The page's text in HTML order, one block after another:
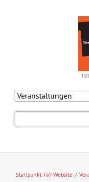
Startpunkt TaT Website /